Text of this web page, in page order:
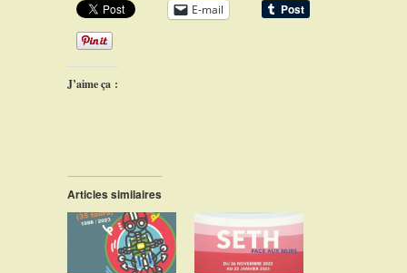
E-mail
J’aime ça :
Articles similaires